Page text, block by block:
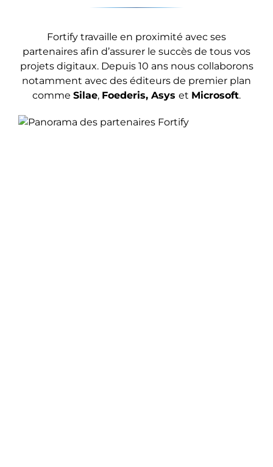
Fortify travaille en proximité avec ses
partenaires afin d’assurer le succès de tous vos
projets digitaux. Depuis 10 ans nous collaborons
notamment avec des éditeurs de premier plan
comme Silae, Foederis, Asys et Microsoft.